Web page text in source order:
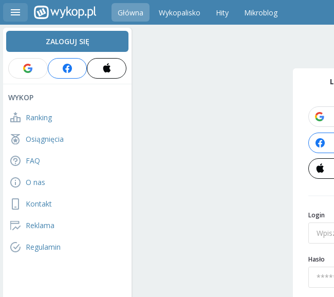
Główna Wykopalisko Hity Mikroblog
ZALOGUJ SIĘ
WYKOP
Ranking
Osiągnięcia
FAQ
O nas
Kontakt
Reklama
Regulamin
Login
Hasło